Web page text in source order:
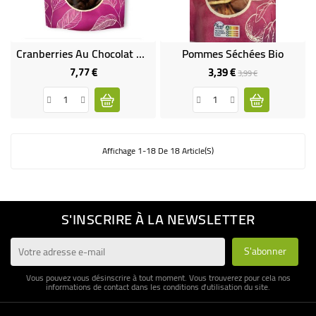
Cranberries Au Chocolat Noir
7,77 €Prix
Pommes Séchées Bio
3,39 €Prix
de
base
3,99 €Prix
Affichage 1-18 De 18 Article(s)
S'INSCRIRE À LA NEWSLETTER
Vous pouvez vous désinscrire à tout moment. Vous trouverez pour cela nos
informations de contact dans les conditions d'utilisation du site.